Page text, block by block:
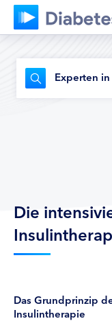
Experten
Die
Das Grundprinzip
Insulintherapie